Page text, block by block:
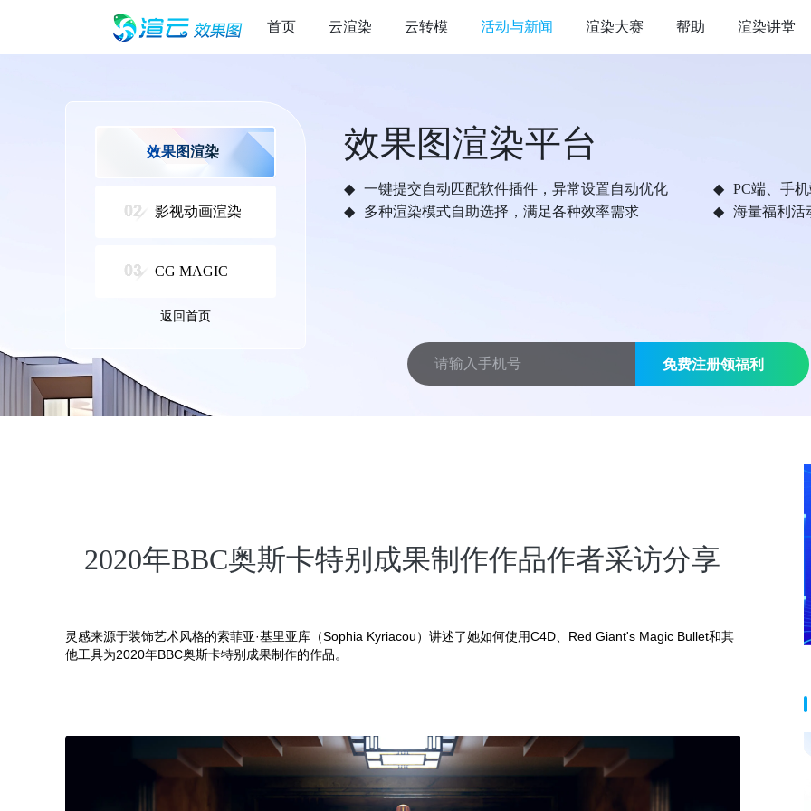
首页 云渲染 云转模 活动与新闻 渲染大赛 帮助 渲染讲堂
效果图渲染
影视动画渲染
CG MAGIC
返回首页
效果图渲染平台
一键提交自动匹配软件插件，异常设置自动优化
PC端、手
多种渲染模式自助选择，满足各种效率需求
海量福利活
免费注册领福利
2020年BBC奥斯卡特别成果制作作品作者采访分享
灵感来源于装饰艺术风格的索菲亚·基里亚库（Sophia Kyriacou）讲述了她如何使用C4D、Red Giant's Magic Bullet和其
他工具为2020年BBC奥斯卡特别成果制作的作品。